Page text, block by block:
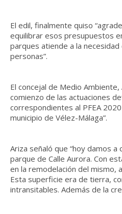
El edil, finalmente quiso
equilibrar esos presupuestos
parques atiende a la
personas”.
El concejal de Medio
comienzo de las actuaciones
correspondientes al PFEA
municipio de Vélez-Málaga”.
Ariza señaló que “hoy damos
parque de Calle Aurora. Con
en la remodelación del mismo,
Esta superficie era de tierra,
intransitables. Además de la